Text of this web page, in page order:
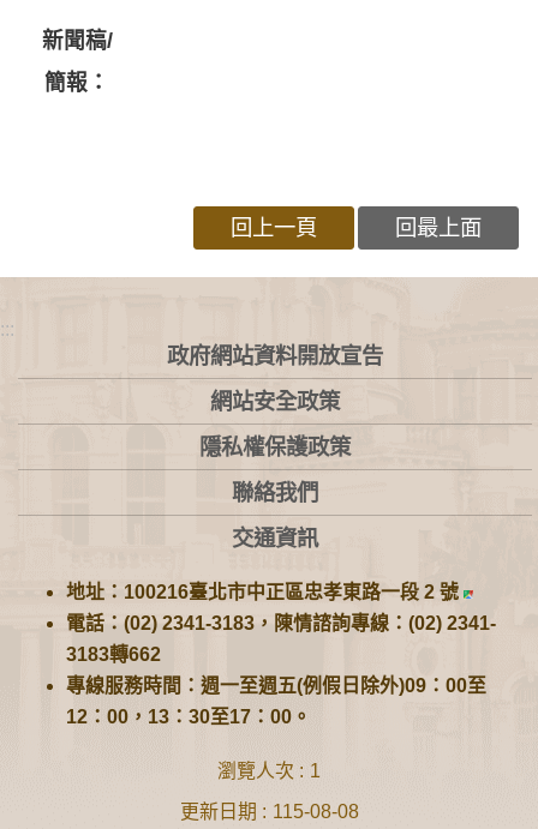
新聞稿/
簡報：
回上一頁 回最上面
:::
政府網站資料開放宣告
網站安全政策
隱私權保護政策
聯絡我們
交通資訊
地址：100216臺北市中正區忠孝東路一段 2 號
電話：(02) 2341-3183，陳情諮詢專線：(02) 2341-
3183轉662
專線服務時間：週一至週五(例假日除外)09：00至
12：00，13：30至17：00。
瀏覽人次
1
更新日期
115-08-08